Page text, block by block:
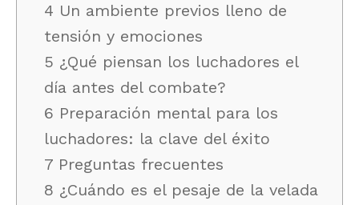
4 Un ambiente previos lleno de
tensión y emociones
5 ¿Qué piensan los luchadores el
día antes del combate?
6 Preparación mental para los
luchadores: la clave del éxito
7 Preguntas frecuentes
8 ¿Cuándo es el pesaje de la velada